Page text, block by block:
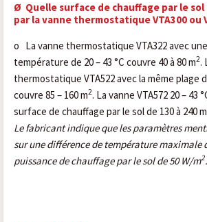
Ø Quelle surface de chauffage par le
par la vanne thermostatique VTA300 ou
o La vanne thermostatique VTA322 avec
température de 20 – 43 °C couvre 40 à 80 m2.
thermostatique VTA522 avec la même plage
couvre 85 – 160 m2. La vanne VTA572 20 – 43
surface de chauffage par le sol de 130 à 240 m
Le fabricant indique que les paramètres
sur une différence de température maximale
puissance de chauffage par le sol de 50 W/m2.